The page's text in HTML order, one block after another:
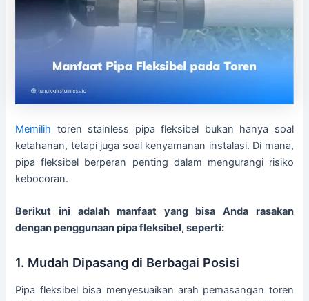
Memilih toren stainless pipa fleksibel bukan hanya soal
ketahanan, tetapi juga soal kenyamanan instalasi. Di mana,
pipa fleksibel berperan penting dalam mengurangi risiko
kebocoran.
Berikut ini adalah manfaat yang bisa Anda rasakan
dengan penggunaan pipa fleksibel, seperti:
1. Mudah Dipasang di Berbagai Posisi
Pipa fleksibel bisa menyesuaikan arah pemasangan toren